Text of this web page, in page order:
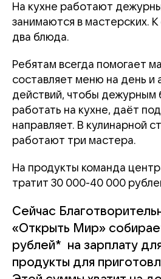
На кухне работают
занимаются в мастерских.
два блюда.
Ребятам всегда помогает
составляет меню на день и
действий, чтобы
работать на кухне, даёт
направляет. В кулинарной
работают три мастера.
На продукты команда
тратит 30 000-40 000
Сейчас
«Открыть Мир»
рублей* на зарплату
продукты для